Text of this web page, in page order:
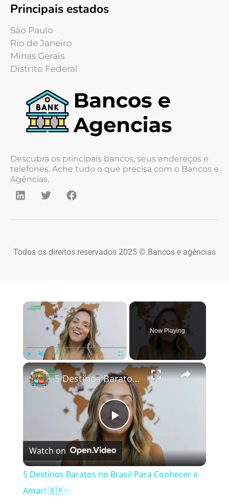
Principais estados
São Paulo
Rio de Janeiro
Minas Gerais
Distrito Federal
Descubra os principais bancos, seus endereços e
telefones. Ache tudo o que precisa com o Bancos e
Agências.
Todos os direitos reservados 2025 © Bancos e agências
×
Fullscreen
Now Playing
×
Play Video
5 Destinos Baratos no Brasil Para Conhecer e Amar! 🇧🇷✨
Watch on
5 Destinos Baratos no Brasil Para Conhecer e
Amar! 🇧🇷✨